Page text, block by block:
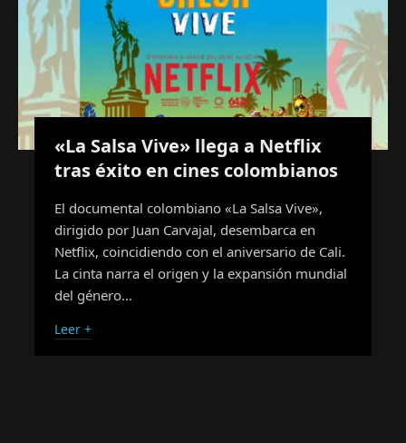
«La Salsa Vive» llega a Netflix
tras éxito en cines colombianos
El documental colombiano «La Salsa Vive»,
dirigido por Juan Carvajal, desembarca en
Netflix, coincidiendo con el aniversario de Cali.
La cinta narra el origen y la expansión mundial
del género…
Leer +